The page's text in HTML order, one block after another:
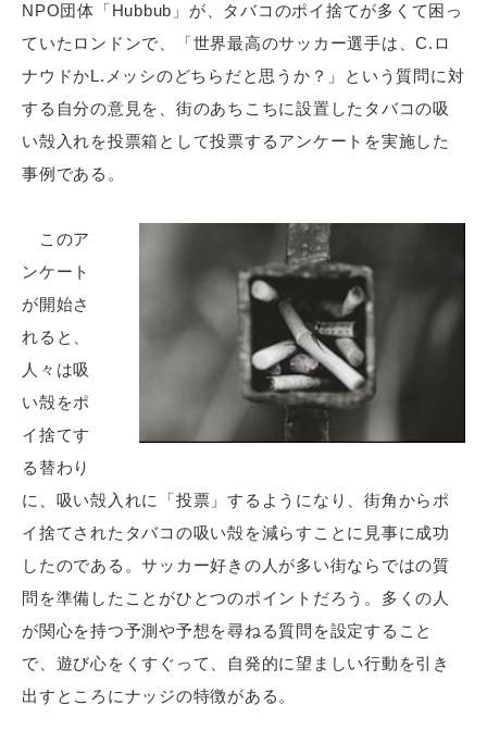
NPO団体「Hubbub」が、タバコのポイ捨てが多くて困っ
ていたロンドンで、「世界最高のサッカー選手は、C.ロ
ナウドかL.メッシのどちらだと思うか？」という質問に対
する自分の意見を、街のあちこちに設置したタバコの吸
い殻入れを投票箱として投票するアンケートを実施した
事例である。
このア
ンケート
が開始さ
れると、
人々は吸
い殻をポ
イ捨てす
る替わり
に、吸い殻入れに「投票」するようになり、街角からポ
イ捨てされたタバコの吸い殻を減らすことに見事に成功
したのである。サッカー好きの人が多い街ならではの質
問を準備したことがひとつのポイントだろう。多くの人
が関心を持つ予測や予想を尋ねる質問を設定すること
で、遊び心をくすぐって、自発的に望ましい行動を引き
出すところにナッジの特徴がある。